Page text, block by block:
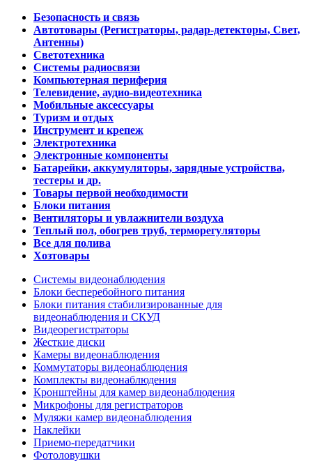
Безопасность и связь
Автотовары (Регистраторы, радар-детекторы, Свет,
Антенны)
Светотехника
Системы радиосвязи
Компьютерная периферия
Телевидение, аудио-видеотехника
Мобильные аксессуары
Туризм и отдых
Инструмент и крепеж
Электротехника
Электронные компоненты
Батарейки, аккумуляторы, зарядные устройства,
тестеры и др.
Товары первой необходимости
Блоки питания
Вентиляторы и увлажнители воздуха
Теплый пол, обогрев труб, терморегуляторы
Все для полива
Хозтовары
Системы видеонаблюдения
Блоки бесперебойного питания
Блоки питания стабилизированные для
видеонаблюдения и СКУД
Видеорегистраторы
Жесткие диски
Камеры видеонаблюдения
Коммутаторы видеонаблюдения
Комплекты видеонаблюдения
Кронштейны для камер видеонаблюдения
Микрофоны для регистраторов
Муляжи камер видеонаблюдения
Наклейки
Приемо-передатчики
Фотоловушки